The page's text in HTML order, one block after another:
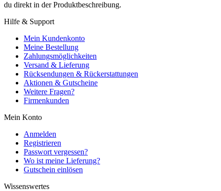
du direkt in der Produktbeschreibung.
Hilfe & Support
Mein Kundenkonto
Meine Bestellung
Zahlungsmöglichkeiten
Versand & Lieferung
Rücksendungen & Rückerstattungen
Aktionen & Gutscheine
Weitere Fragen?
Firmenkunden
Mein Konto
Anmelden
Registrieren
Passwort vergessen?
Wo ist meine Lieferung?
Gutschein einlösen
Wissenswertes